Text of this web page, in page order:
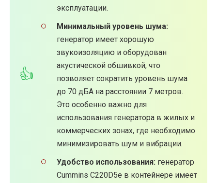
эксплуатации.
Минимальный уровень шума:
генератор имеет хорошую
звукоизоляцию и оборудован
акустической обшивкой, что
позволяет сократить уровень шума
до 70 дБА на расстоянии 7 метров.
Это особенно важно для
использования генератора в жилых и
коммерческих зонах, где необходимо
минимизировать шум и вибрации.
Удобство использования: генератор
Cummins C220D5e в контейнере имеет